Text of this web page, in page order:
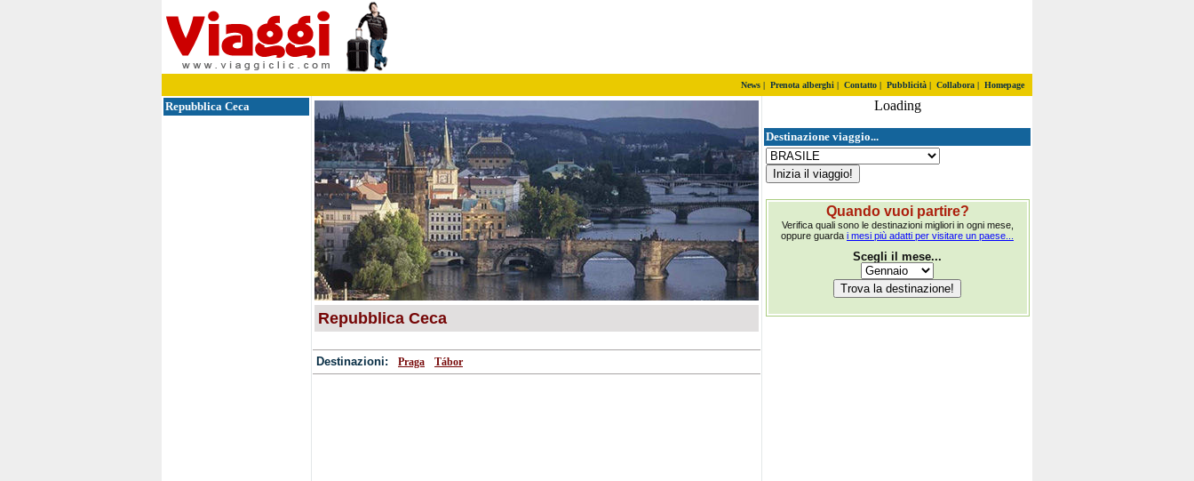
News | Prenota alberghi | Contatto | Pubblicità | Collabora | Homepage
Repubblica Ceca
Repubblica Ceca
Destinazioni: Praga Tábor
Loading
Destinazione viaggio...
Quando vuoi partire?
Verifica quali sono le destinazioni migliori in ogni mese,
oppure guarda i mesi più adatti per visitare un paese...
Scegli il mese...